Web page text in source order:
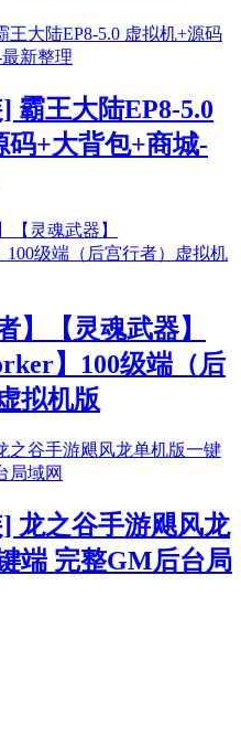
霸王大陆EP8-5.0
码+大背包+商城-
】【灵魂武器】
】100级端（后
拟机版
龙之谷手游飓风龙
端 完整GM后台局